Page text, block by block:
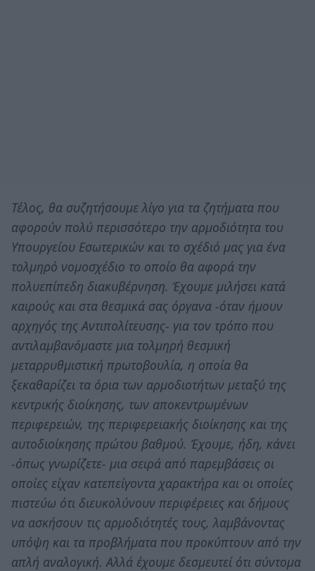
Τέλος, θα συζητήσουμε λίγο για τα ζητήματα που
αφορούν πολύ περισσότερο την αρμοδιότητα του
Υπουργείου Εσωτερικών και το σχέδιό μας για ένα
τολμηρό νομοσχέδιο το οποίο θα αφορά την
πολυεπίπεδη διακυβέρνηση. Έχουμε μιλήσει κατά
καιρούς και στα θεσμικά σας όργανα -όταν ήμουν
αρχηγός της Αντιπολίτευσης- για τον τρόπο που
αντιλαμβανόμαστε μια τολμηρή θεσμική
μεταρρυθμιστική πρωτοβουλία, η οποία θα
ξεκαθαρίζει τα όρια των αρμοδιοτήτων μεταξύ της
κεντρικής διοίκησης, των αποκεντρωμένων
περιφερειών, της περιφερειακής διοίκησης και της
αυτοδιοίκησης πρώτου βαθμού. Έχουμε, ήδη, κάνει
-όπως γνωρίζετε- μια σειρά από παρεμβάσεις οι
οποίες είχαν κατεπείγοντα χαρακτήρα και οι οποίες
πιστεύω ότι διευκολύνουν περιφέρειες και δήμους
να ασκήσουν τις αρμοδιότητές τους, λαμβάνοντας
υπόψη και τα προβλήματα που προκύπτουν από την
απλή αναλογική. Αλλά έχουμε δεσμευτεί ότι σύντομα